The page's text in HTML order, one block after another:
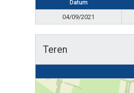
Datum
04/09/2021
Teren